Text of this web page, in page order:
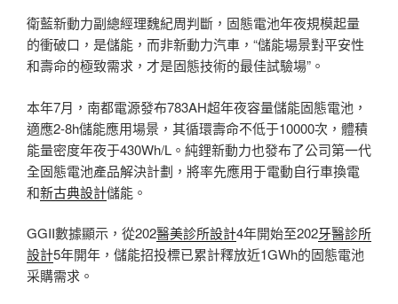
衛藍新動力副總經理魏紀周判斷，固態電池年夜規模起量
的衝破口，是儲能，而非新動力汽車，“儲能場景對平安性
和壽命的極致需求，才是固態技術的最佳試驗場”。
本年7月，南都電源發布783AH超年夜容量儲能固態電池，
適應2-8h儲能應用場景，其循環壽命不低于10000次，體積
能量密度年夜于430Wh/L。純鋰新動力也發布了公司第一代
全固態電池產品解決計劃，將率先應用于電動自行車換電
和新古典設計儲能。
GGII數據顯示，從202醫美診所設計4年開始至202牙醫診所
設計5年開年，儲能招投標已累計釋放近1GWh的固態電池
采購需求。